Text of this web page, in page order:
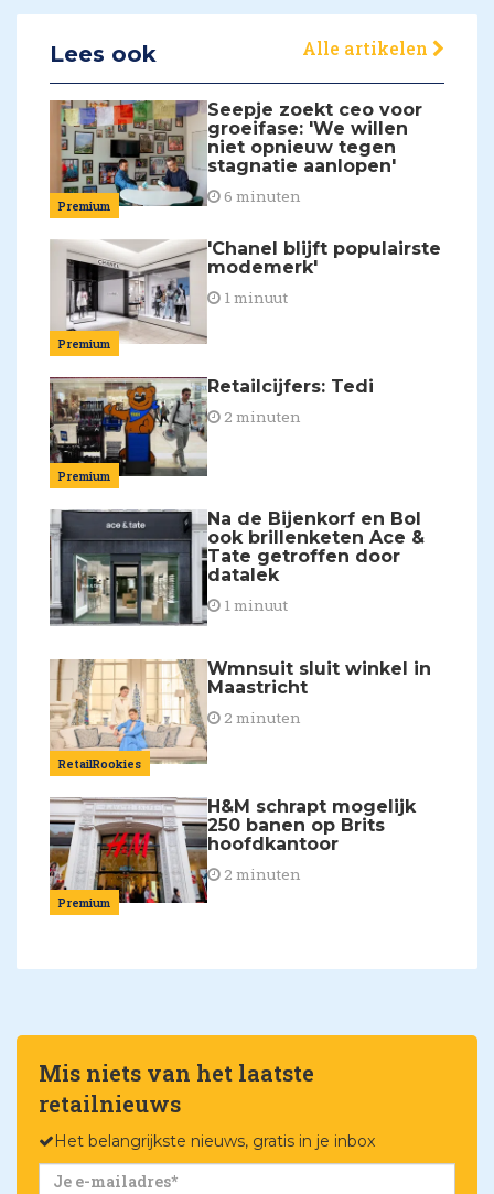
Lees ook Alle artikelen
Premium
Seepje zoekt ceo voor
groeifase: 'We willen
niet opnieuw tegen
stagnatie aanlopen'
6 minuten
Premium
'Chanel blijft populairste
modemerk'
1 minuut
Premium
Retailcijfers: Tedi
2 minuten
Na de Bijenkorf en Bol
ook brillenketen Ace &
Tate getroffen door
datalek
1 minuut
RetailRookies
Wmnsuit sluit winkel in
Maastricht
2 minuten
Premium
H&M schrapt mogelijk
250 banen op Brits
hoofdkantoor
2 minuten
Mis niets van het laatste
retailnieuws
Het belangrijkste nieuws, gratis in je inbox